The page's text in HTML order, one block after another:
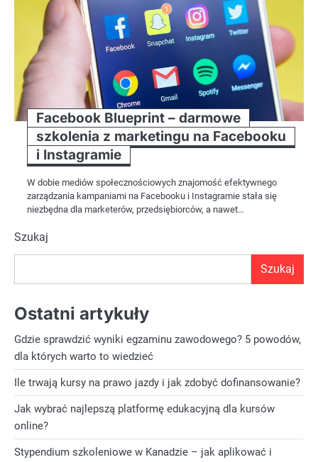
Facebook Blueprint – darmowe
szkolenia z marketingu na Facebooku
i Instagramie
W dobie mediów społecznościowych znajomość efektywnego
zarządzania kampaniami na Facebooku i Instagramie stała się
niezbędna dla marketerów, przedsiębiorców, a nawet…
Szukaj
Szukaj
Ostatni artykuły
Gdzie sprawdzić wyniki egzaminu zawodowego? 5 powodów,
dla których warto to wiedzieć
Ile trwają kursy na prawo jazdy i jak zdobyć dofinansowanie?
Jak wybrać najlepszą platformę edukacyjną dla kursów
online?
Stypendium szkoleniowe w Kanadzie – jak aplikować i